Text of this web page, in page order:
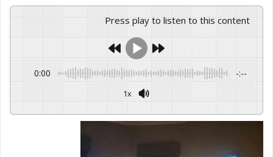
Press play to listen to this content
0:00 -:--
1x